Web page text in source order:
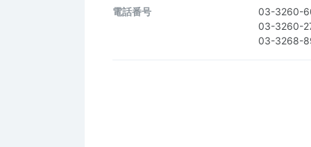
電話番号
03-3260-
03-3260-
03-3268-